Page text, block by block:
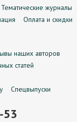
Тематические журналы
Оплата и скидки
наших авторов
статей
Спецвыпуски
53